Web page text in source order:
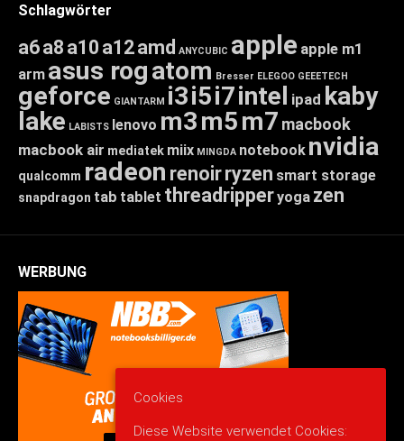
Schlagwörter
a6a8 a10 a12amd ANYCUBIC apple apple m1
arm asus rogatom Bresser ELEGOO GEEETECH
geforce GIANTARM i3i5i7intel ipad kaby
lake LABISTS lenovo m3m5m7 macbook
macbook air mediatek miix MINGDA notebook nvidia
qualcomm radeon renoirryzen smart storage
snapdragon tab tablet threadripperyoga zen
WERBUNG
Cookies
Diese Website verwendet Cookies: